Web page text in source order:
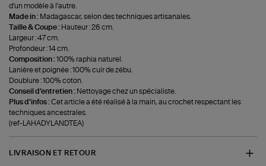
d'un modèle à l'autre.
Made in : Madagascar, selon des techniques artisanales.
Taille & Coupe : Hauteur : 26 cm.
Largeur : 47 cm.
Profondeur : 14 cm.
Composition :100% raphia naturel.
Lanière et poignée : 100% cuir de zébu.
Doublure : 100% coton.
Conseil d'entretien : Nettoyage chez un spécialiste.
Plus d'infos :Cet article a été réalisé à la main, au crochet respectant les
techniques ancestrales.
(ref-LAHADYLANDTEA)
LIVRAISON ET RETOUR